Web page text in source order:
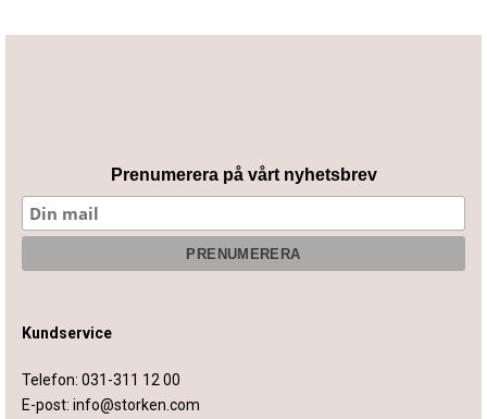
Prenumerera på vårt nyhetsbrev
Kundservice
Telefon: 031-311 12 00
E-post: info@storken.com